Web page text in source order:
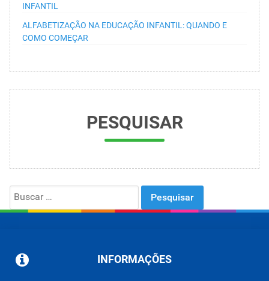
INFANTIL
ALFABETIZAÇÃO NA EDUCAÇÃO INFANTIL: QUANDO E
COMO COMEÇAR
PESQUISAR
Search
INFORMAÇÕES